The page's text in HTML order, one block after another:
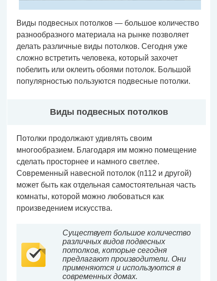
Виды подвесных потолков — большое количество
разнообразного материала на рынке позволяет
делать различные виды потолков. Сегодня уже
сложно встретить человека, который захочет
побелить или оклеить обоями потолок. Большой
популярностью пользуются подвесные потолки.
Виды подвесных потолков
Потолки продолжают удивлять своим
многообразием. Благодаря им можно помещение
сделать просторнее и намного светлее.
Современный навесной потолок (п112 и другой)
может быть как отдельная самостоятельная часть
комнаты, которой можно любоваться как
произведением искусства.
Существует большое количество
различных видов подвесных
потолков, которые сегодня
предлагают производители. Они
применяются и используются в
современных домах.